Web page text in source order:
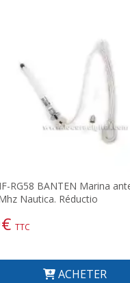
RG58 BANTEN Marina
Nautica. Réductio
€ TTC
ACHETER